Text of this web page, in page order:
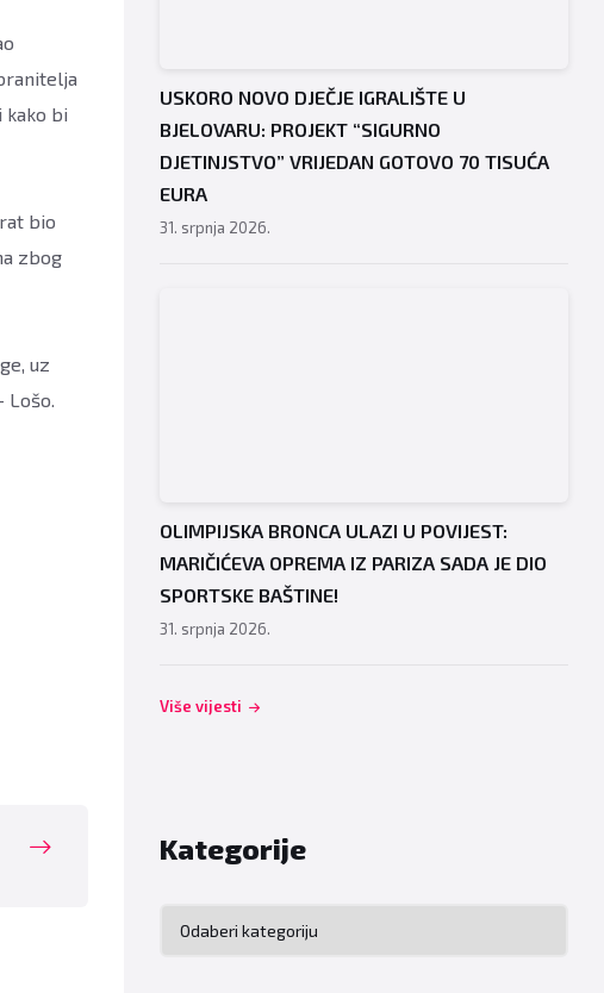
kako bi
bio
zbog
uz
USKORO NOVO DJEČJE IGRALIŠTE U
BJELOVARU: PROJEKT “SIGURNO
DJETINJSTVO” VRIJEDAN GOTOVO 70 TISUĆA
EURA
31. srpnja 2026.
OLIMPIJSKA BRONCA ULAZI U POVIJEST:
MARIČIĆEVA OPREMA IZ PARIZA SADA JE DIO
SPORTSKE BAŠTINE!
31. srpnja 2026.
Više vijesti
Kategorije